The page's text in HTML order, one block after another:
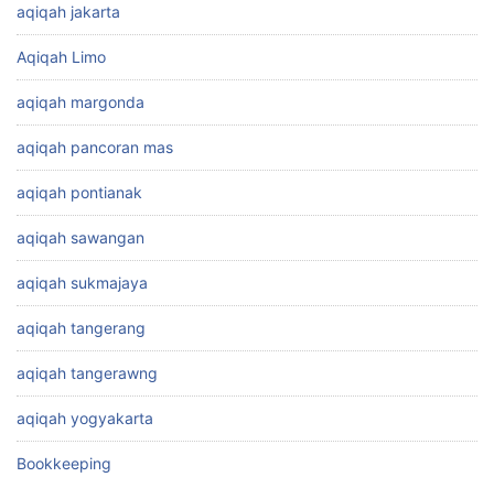
aqiqah jakarta
Aqiqah Limo
aqiqah margonda
aqiqah pancoran mas
aqiqah pontianak
aqiqah sawangan
aqiqah sukmajaya
aqiqah tangerang
aqiqah tangerawng
aqiqah yogyakarta
Bookkeeping